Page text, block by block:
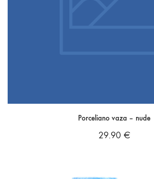
Porceliano vaza – nude
29.90 €